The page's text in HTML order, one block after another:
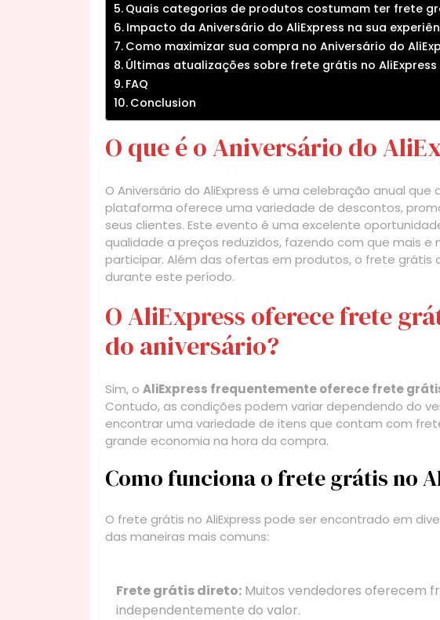
Quais categorias de produtos costumam ter frete
Impacto da Aniversário do AliExpress na sua
Como maximizar sua compra no Aniversário do
Últimas atualizações sobre frete grátis no AliExpress
FAQ
Conclusion
O que é o Aniversário do
O Aniversário do AliExpress é uma celebração anual
plataforma oferece uma variedade de descontos,
seus clientes. Este evento é uma excelente
qualidade a preços reduzidos, fazendo com que mais e
participar. Além das ofertas em produtos, o frete grátis
durante este período.
O AliExpress oferece frete
do aniversário?
Sim, o AliExpress frequentemente oferece frete
Contudo, as condições podem variar dependendo do
encontrar uma variedade de itens que contam com
grande economia na hora da compra.
Como funciona o frete grátis no
O frete grátis no AliExpress pode ser encontrado em
das maneiras mais comuns:
Frete grátis direto: Muitos vendedores oferecem
independentemente do valor.